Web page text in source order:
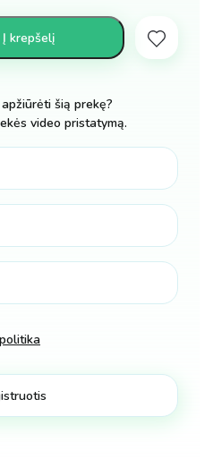
Į krepšelį
šią prekę?
video pristatymą.